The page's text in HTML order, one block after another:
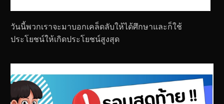
วันนี้พวกเราจะมาบอกเคล็ดลับให้ได้ศึกษาและก็ใช้
ประโยชน์ให้เกิดประโยชน์สูงสุด